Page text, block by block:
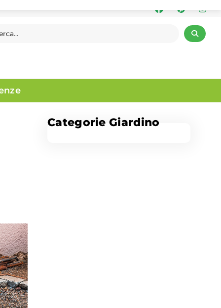
Categorie Giardino